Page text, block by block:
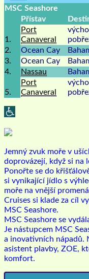
MSC Seashore
Přístav
1.
Port
Canaveral
2.
Ocean Cay
3.
Ocean Cay
4.
Nassau
5.
Port
Canaveral
Jemný zvuk moře v
doprovázejí, když si na
Ponořte se do
si vynikající jídlo s
moře na vnější
Cruises si klade za cíl
MSC Seashore.
MSC Seashore se
Je nástupcem MSC
a inovativních nápadů.
asistent plavby, ZOE,
komfort.